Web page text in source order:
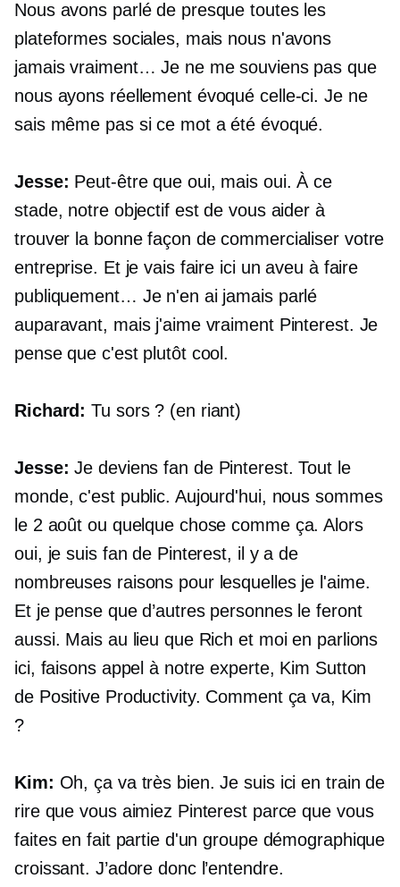
Nous avons parlé de presque toutes les
plateformes sociales, mais nous n'avons
jamais vraiment… Je ne me souviens pas que
nous ayons réellement évoqué celle-ci. Je ne
sais même pas si ce mot a été évoqué.
Jesse: Peut-être que oui, mais oui. À ce
stade, notre objectif est de vous aider à
trouver la bonne façon de commercialiser votre
entreprise. Et je vais faire ici un aveu à faire
publiquement… Je n'en ai jamais parlé
auparavant, mais j'aime vraiment Pinterest. Je
pense que c'est plutôt cool.
Richard: Tu sors ? (en riant)
Jesse: Je deviens fan de Pinterest. Tout le
monde, c'est public. Aujourd'hui, nous sommes
le 2 août ou quelque chose comme ça. Alors
oui, je suis fan de Pinterest, il y a de
nombreuses raisons pour lesquelles je l'aime.
Et je pense que d’autres personnes le feront
aussi. Mais au lieu que Rich et moi en parlions
ici, faisons appel à notre experte, Kim Sutton
de Positive Productivity. Comment ça va, Kim
?
Kim: Oh, ça va très bien. Je suis ici en train de
rire que vous aimiez Pinterest parce que vous
faites en fait partie d'un groupe démographique
croissant. J’adore donc l’entendre.